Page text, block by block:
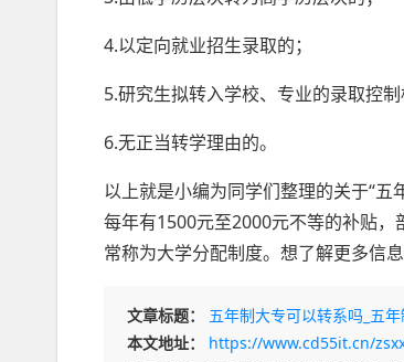
4.以定向就业招生录取的；
5.研究生拟转入学校、专业的录取控
6.无正当转学理由的。
以上就是小编为同学们整理的关于“五
每年有1500元至2000元不等的补贴
常称为大学分配制度。想了解更多信
文章标题： 五年制大专可以转系吗_五
本文地址： https://www.cd55it.cn/